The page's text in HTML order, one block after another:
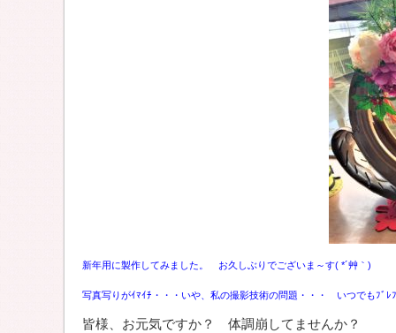
新年用に製作してみました。 お久しぶりでございま～す( *´艸｀)
写真写りがｲﾏｲﾁ・・・ いや、私の撮影技術の問題・・・ いつでもﾌﾞﾚ
皆様、お元気ですか？ 体調崩してませんか？